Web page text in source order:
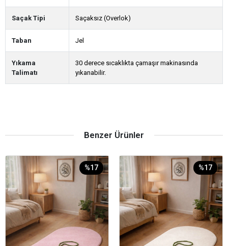
Saçak Tipi Saçaksız (Overlok)
Taban Jel
Yıkama
Talimatı
30 derece sıcaklıkta çamaşır makinasında
yıkanabilir.
Benzer Ürünler
%17 %17